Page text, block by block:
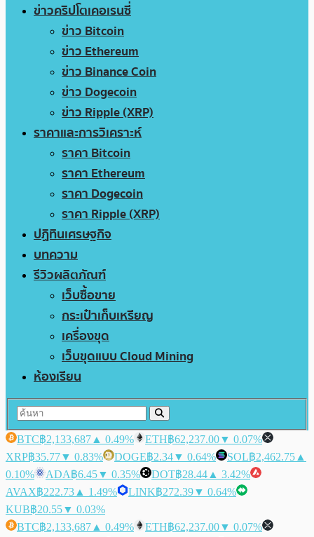
ข่าวคริปโตเคอเรนซี่
ข่าว Bitcoin
ข่าว Ethereum
ข่าว Binance Coin
ข่าว Dogecoin
ข่าว Ripple (XRP)
ราคาและการวิเคราะห์
ราคา Bitcoin
ราคา Ethereum
ราคา Dogecoin
ราคา Ripple (XRP)
ปฏิทินเศรษฐกิจ
บทความ
รีวิวผลิตภัณฑ์
เว็บซื้อขาย
กระเป๋าเก็บเหรียญ
เครื่องขุด
เว็บขุดแบบ Cloud Mining
ห้องเรียน
BTC฿2,133,687 ▲ 0.49% ETH฿62,237.00▼ 0.07%
XRP฿35.77▼ 0.83% DOGE฿2.34▼ 0.64% SOL฿2,462.75 ▲
0.10%
ADA฿6.45▼ 0.35% DOT฿28.44 ▲ 3.42%
AVAX฿222.73 ▲ 1.49% LINK฿272.39▼ 0.64%
KUB฿20.55▼ 0.03%
BTC฿2,133,687 ▲ 0.49% ETH฿62,237.00▼ 0.07%